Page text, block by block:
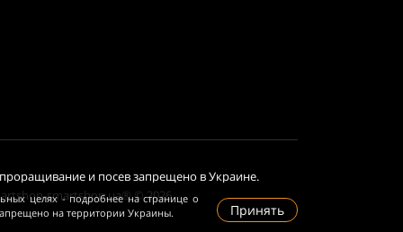
и посев запрещено в Украине.
smartshop.ua® © 2026
целях - подробнее на странице о
на территории Украины.
Принять